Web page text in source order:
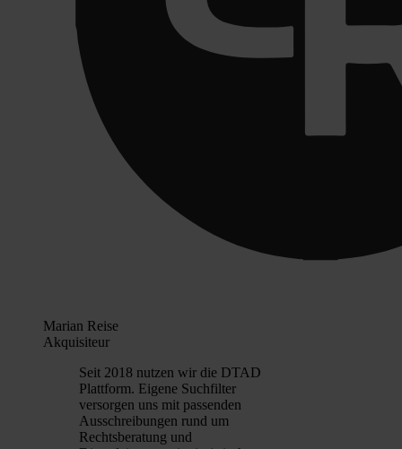
Marian Reise
Akquisiteur
Seit 2018 nutzen wir die DTAD
Plattform. Eigene Suchfilter
versorgen uns mit passenden
Ausschreibungen rund um
Rechtsberatung und